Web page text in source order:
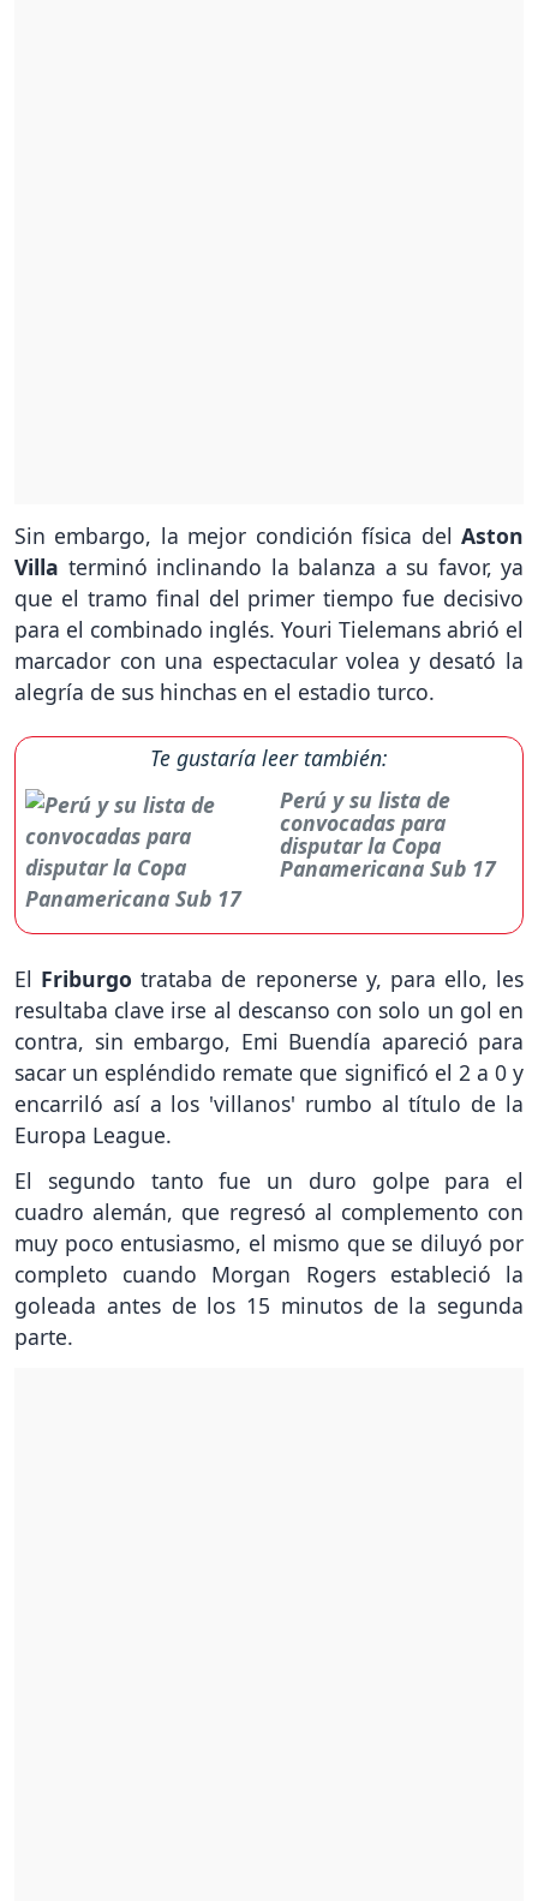
Sin embargo, la mejor condición física del Aston
Villa terminó inclinando la balanza a su favor, ya
que el tramo final del primer tiempo fue decisivo
para el combinado inglés. Youri Tielemans abrió el
marcador con una espectacular volea y desató la
alegría de sus hinchas en el estadio turco.
Te gustaría leer también:
Perú y su lista de
convocadas para
disputar la Copa
Panamericana Sub 17
El Friburgo trataba de reponerse y, para ello, les
resultaba clave irse al descanso con solo un gol en
contra, sin embargo, Emi Buendía apareció para
sacar un espléndido remate que significó el 2 a 0 y
encarriló así a los 'villanos' rumbo al título de la
Europa League.
El segundo tanto fue un duro golpe para el
cuadro alemán, que regresó al complemento con
muy poco entusiasmo, el mismo que se diluyó por
completo cuando Morgan Rogers estableció la
goleada antes de los 15 minutos de la segunda
parte.